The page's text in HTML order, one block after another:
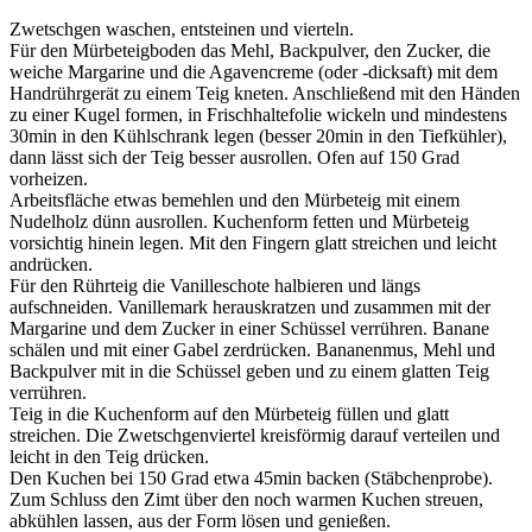
Zwetschgen waschen, entsteinen und vierteln.
Für den Mürbeteigboden das Mehl, Backpulver, den Zucker, die
weiche Margarine und die Agavencreme (oder -dicksaft) mit dem
Handrührgerät zu einem Teig kneten. Anschließend mit den Händen
zu einer Kugel formen, in Frischhaltefolie wickeln und mindestens
30min in den Kühlschrank legen (besser 20min in den Tiefkühler),
dann lässt sich der Teig besser ausrollen. Ofen auf 150 Grad
vorheizen.
Arbeitsfläche etwas bemehlen und den Mürbeteig mit einem
Nudelholz dünn ausrollen. Kuchenform fetten und Mürbeteig
vorsichtig hinein legen. Mit den Fingern glatt streichen und leicht
andrücken.
Für den Rührteig die Vanilleschote halbieren und längs
aufschneiden. Vanillemark herauskratzen und zusammen mit der
Margarine und dem Zucker in einer Schüssel verrühren. Banane
schälen und mit einer Gabel zerdrücken. Bananenmus, Mehl und
Backpulver mit in die Schüssel geben und zu einem glatten Teig
verrühren.
Teig in die Kuchenform auf den Mürbeteig füllen und glatt
streichen. Die Zwetschgenviertel kreisförmig darauf verteilen und
leicht in den Teig drücken.
Den Kuchen bei 150 Grad etwa 45min backen (Stäbchenprobe).
Zum Schluss den Zimt über den noch warmen Kuchen streuen,
abkühlen lassen, aus der Form lösen und genießen.